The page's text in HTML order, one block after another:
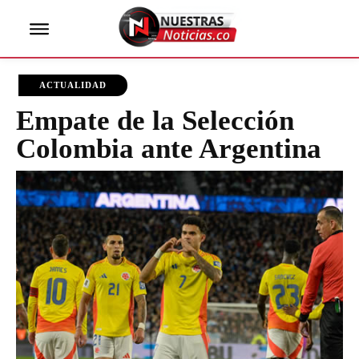
ACTUALIDAD
Empate de la Selección
Colombia ante Argentina